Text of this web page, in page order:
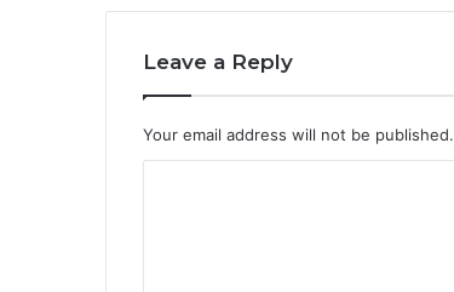
Leave a Reply
Your email address will not be published.